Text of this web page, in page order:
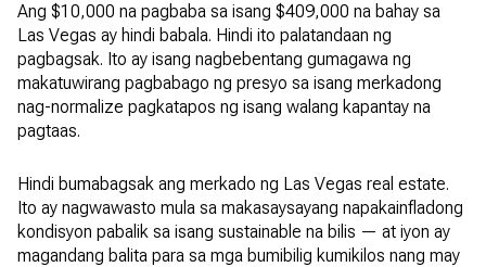
Ang $10,000 na pagbaba sa isang $409,000 na bahay sa
Las Vegas ay hindi babala. Hindi ito palatandaan ng
pagbagsak. Ito ay isang nagbebentang gumagawa ng
makatuwirang pagbabago ng presyo sa isang merkadong
nag-normalize pagkatapos ng isang walang kapantay na
pagtaas.
Hindi bumabagsak ang merkado ng Las Vegas real estate.
Ito ay nagwawasto mula sa makasaysayang napakainfladong
kondisyon pabalik sa isang sustainable na bilis — at iyon ay
magandang balita para sa mga bumibilig kumikilos nang may